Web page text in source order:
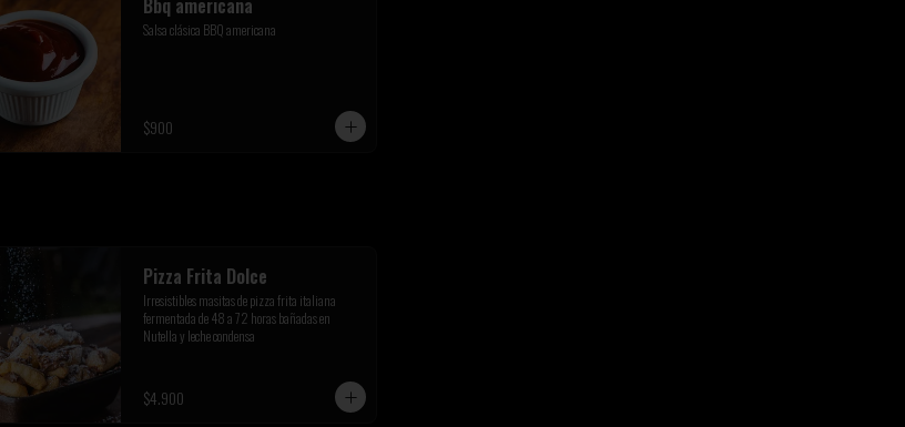
Bbq americana
Salsa clásica BBQ americana
$900
Pizza Frita Dolce
Irresistibles masitas de pizza frita italiana
fermentada de 48 a 72 horas bañadas en
Nutella y leche condensa
$4.900